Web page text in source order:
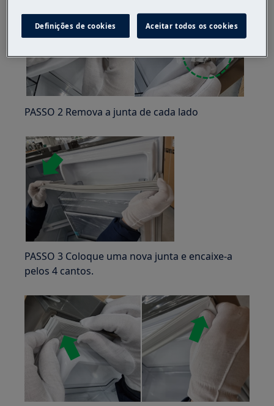
PASSO 2 Remova a junta de cada lado
PASSO 3 Coloque uma nova junta e encaixe-a
pelos 4 cantos.
Definições de cookies Aceitar todos os cookies